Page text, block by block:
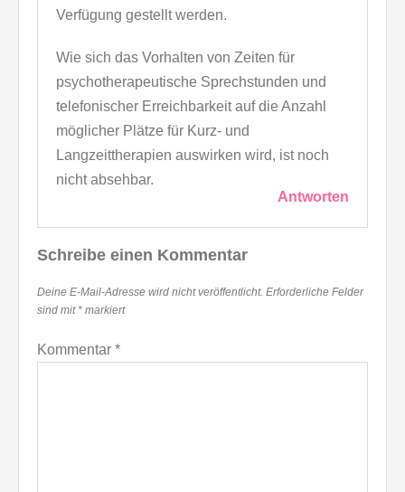
Verfügung gestellt werden.
Wie sich das Vorhalten von Zeiten für
psychotherapeutische Sprechstunden und
telefonischer Erreichbarkeit auf die Anzahl
möglicher Plätze für Kurz- und
Langzeittherapien auswirken wird, ist noch
nicht absehbar.
Antworten
Schreibe einen Kommentar
Deine E-Mail-Adresse wird nicht veröffentlicht. Erforderliche Felder
sind mit * markiert
Kommentar *